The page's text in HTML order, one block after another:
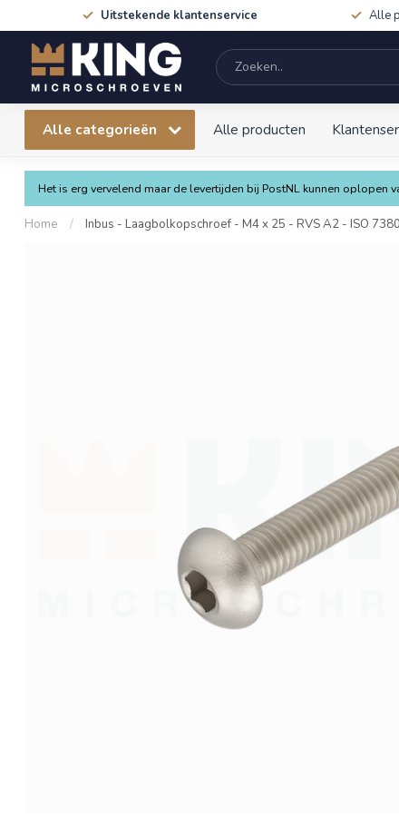
Uitstekende klantenservice Alle
Alle categorieën Alle producten
Het is erg vervelend maar de levertijden bij PostNL kunnen oplopen
Home / Inbus - Laagbolkopschroef - M4 x 25 - RVS A2 - ISO